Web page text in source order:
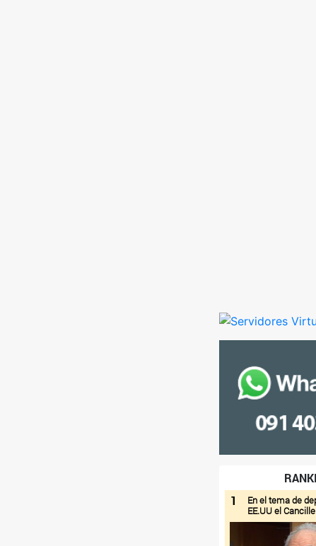
1
En el tema de
EE.UU el